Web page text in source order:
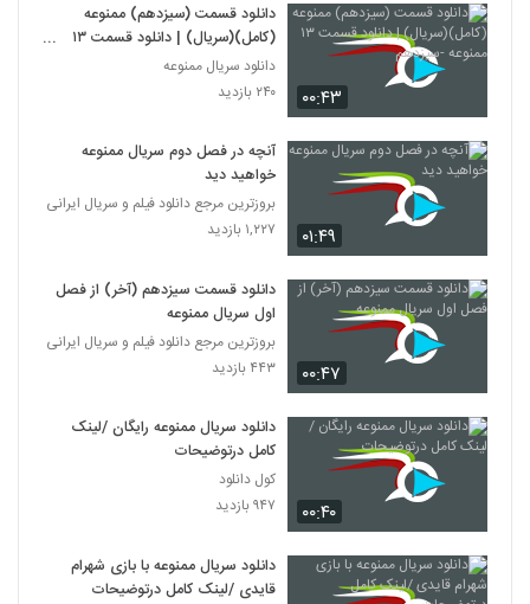
۰۰:۴۳
دانلود قسمت (سیزدهم) ممنوعه
(کامل)(سریال) | دانلود قسمت ۱۳
ممنوعه -سیزدهم
دانلود سریال ممنوعه
۲۴۰ بازدید
۰۱:۴۹
آنچه در فصل دوم سریال ممنوعه
خواهید دید
بروزترین مرجع دانلود فیلم و سریال ایرانی
۱,۲۲۷ بازدید
۰۰:۴۷
دانلود قسمت سیزدهم (آخر) از فصل
اول سریال ممنوعه
بروزترین مرجع دانلود فیلم و سریال ایرانی
۴۴۳ بازدید
۰۰:۴۰
دانلود سریال ممنوعه رایگان /لینک
کامل درتوضیحات
کول دانلود
۹۴۷ بازدید
دانلود سریال ممنوعه با بازی شهرام
قایدی /لینک کامل درتوضیحات